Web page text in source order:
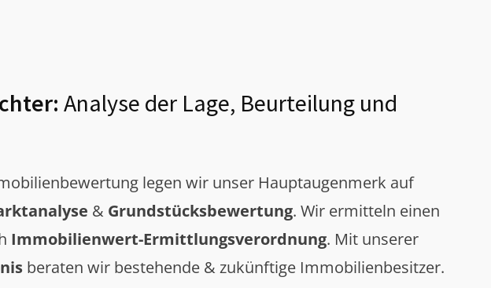
Analyse der Lage, Beurteilung und
legen wir unser Hauptaugenmerk auf
& Grundstücksbewertung. Wir ermitteln einen
Immobilienwert-Ermittlungsverordnung. Mit unserer
beraten wir bestehende & zukünftige Immobilienbesitzer.